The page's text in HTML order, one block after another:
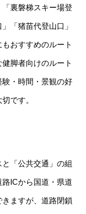
裏磐梯スキー場登
「猪苗代登山口」
おすすめのルート
脚者向けのルート
験・時間・景観の好
です。
「公共交通」の組
ICから国道・県道
ますが、道路閉鎖